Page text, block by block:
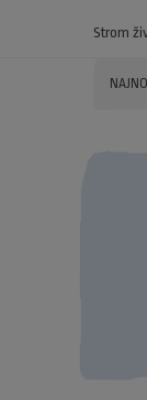
Strom